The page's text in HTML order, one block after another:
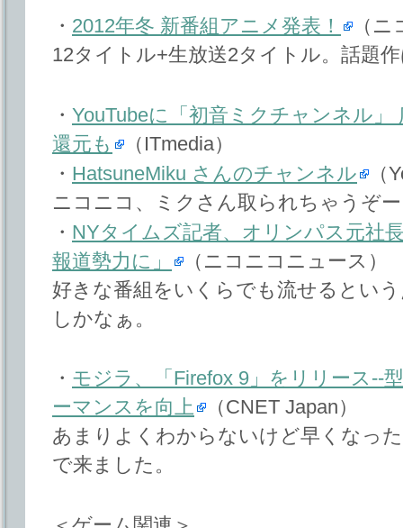
・ 2012年冬 新番組アニメ発表！
（
12タイトル+生放送2タイトル。話題
・ YouTubeに「初音ミクチャンネル
還元も
（ITmedia）
・ HatsuneMiku さんのチャンネル
（
ニコニコ、ミクさん取られちゃうぞ
・ NYタイムズ記者、オリンパス元社
報道勢力に」
（ニコニコニュース）
好きな番組をいくらでも流せるとい
しかなぁ。
・ モジラ、「Firefox 9」をリリース--
ーマンスを向上
（CNET Japan）
あまりよくわからないけど早くなっ
で来ました。